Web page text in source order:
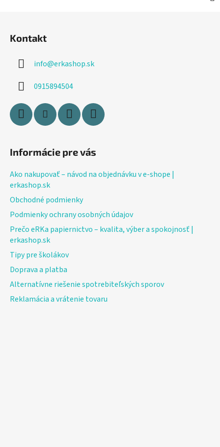
Kontakt
info@erkashop.sk
0915894504
Informácie pre vás
Ako nakupovať – návod na objednávku v e-shope |
erkashop.sk
Obchodné podmienky
Podmienky ochrany osobných údajov
Prečo eRKa papiernictvo – kvalita, výber a spokojnosť |
erkashop.sk
Tipy pre školákov
Doprava a platba
Alternatívne riešenie spotrebiteľských sporov
Reklamácia a vrátenie tovaru